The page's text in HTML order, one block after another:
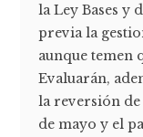
la Ley Bases y
previa la
aunque temen
Evaluarán,
la reversión de
de mayo y el